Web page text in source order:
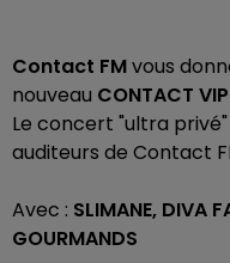
Contact FMvous
nouveau CONTACT VIP
Le concert "ultra
auditeurs de Contact
Avec : SLIMANE, DIVA
GOURMANDS